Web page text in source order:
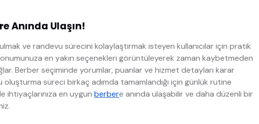
Anında Ulaşın!
ve randevu sürecini kolaylaştırmak isteyen kullanıcılar için pratik
en yakın seçenekleri görüntüleyerek zaman kaybetmeden
Berber seçiminde yorumlar, puanlar ve hizmet detayları karar
oluşturma süreci birkaç adımda tamamlandığı için günlük rutine
ihtiyaçlarınıza en uygun berbere anında ulaşabilir ve daha düzenli bir